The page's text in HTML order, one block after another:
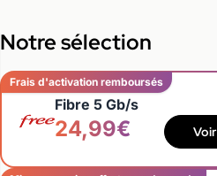
Notre sélection
Frais d'activation remboursés
Fibre 5 Gb/s
24,99€ Voir